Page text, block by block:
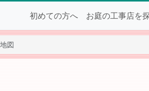
初めての方へ お庭の工事店を
地図